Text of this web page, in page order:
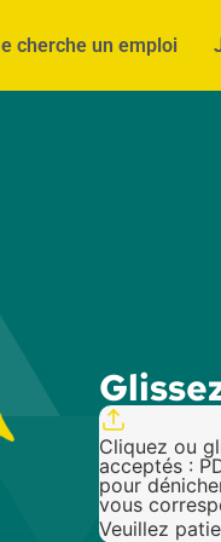
cherche un emploi
Cliquez ou
acceptés :
pour
vous
Veuillez